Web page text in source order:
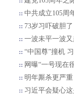
中共成立105周
73岁习吓破胆
一波未平一波
“中国尊”撞机
网曝“一号现在
明年厮杀更严
习近平会疑心